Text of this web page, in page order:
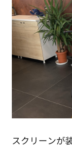
スクリーンが